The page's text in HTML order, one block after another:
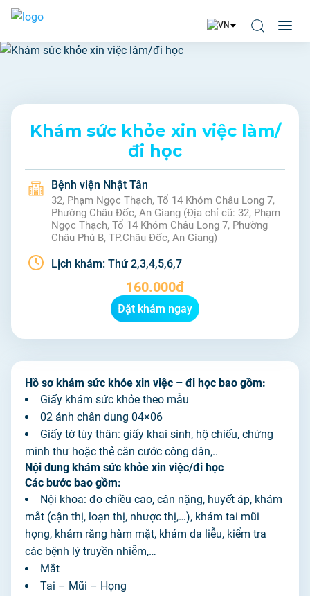
Khám sức khỏe xin việc làm/
đi học
Bệnh viện Nhật Tân
32, Phạm Ngọc Thạch, Tổ 14 Khóm Châu Long 7,
Phường Châu Đốc, An Giang (Địa chỉ cũ: 32, Phạm
Ngọc Thạch, Tổ 14 Khóm Châu Long 7, Phường
Châu Phú B, TP.Châu Đốc, An Giang)
Lịch khám: Thứ 2,3,4,5,6,7
160.000đ
Đặt khám ngay
Hồ sơ khám sức khỏe xin việc – đi học bao gồm:
Giấy khám sức khỏe theo mẫu
02 ảnh chân dung 04×06
Giấy tờ tùy thân: giấy khai sinh, hộ chiếu, chứng
minh thư hoặc thẻ căn cước công dân,..
Nội dung khám sức khỏe xin việc/đi học
Các bước bao gồm:
Nội khoa: đo chiều cao, cân nặng, huyết áp, khám
mắt (cận thị, loạn thị, nhược thị,…), khám tai mũi
họng, khám răng hàm mặt, khám da liễu, kiểm tra
các bệnh lý truyền nhiễm,…
Mắt
Tai – Mũi – Họng